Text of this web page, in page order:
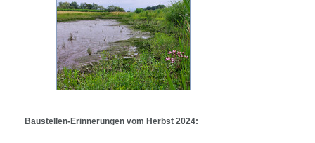
Baustellen-Erinnerungen vom Herbst 2024: